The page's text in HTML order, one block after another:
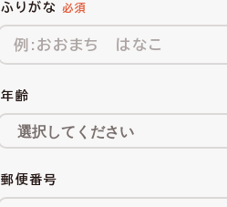
ふりがな
年齢
郵便番号